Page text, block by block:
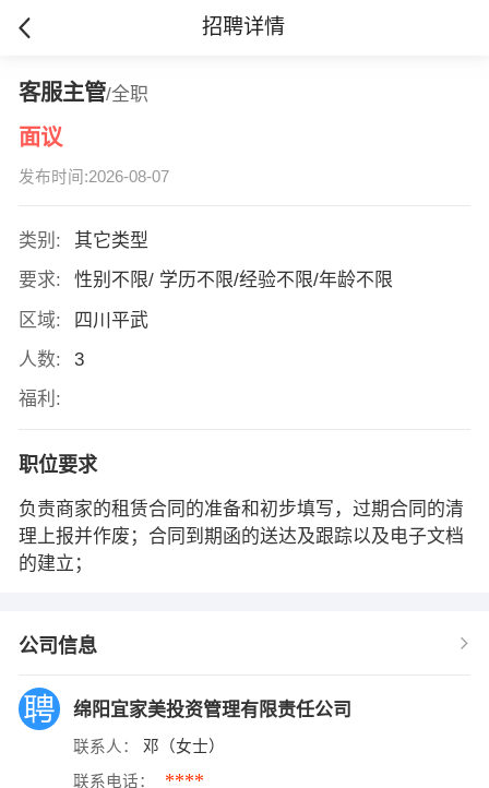
招聘详情
客服主管/全职
面议
发布时间:2026-08-07
类别:
其它类型
要求:
性别不限/ 学历不限/经验不限/年龄不限
区域:
四川平武
人数:
3
福利:
职位要求
负责商家的租赁合同的准备和初步填写，过期合同的清
理上报并作废；合同到期函的送达及跟踪以及电子文档
的建立；
公司信息
绵阳宜家美投资管理有限责任公司
联系人： 邓（女士）
联系电话： ****